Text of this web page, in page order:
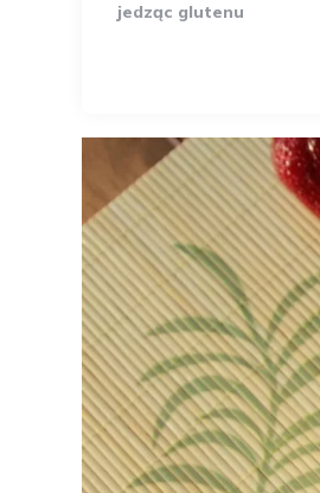
jedząc glutenu